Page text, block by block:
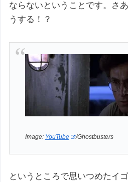
ならないということです。さ
うする！？
Image: YouTube /Ghostbusters
というところで思いつめたイ